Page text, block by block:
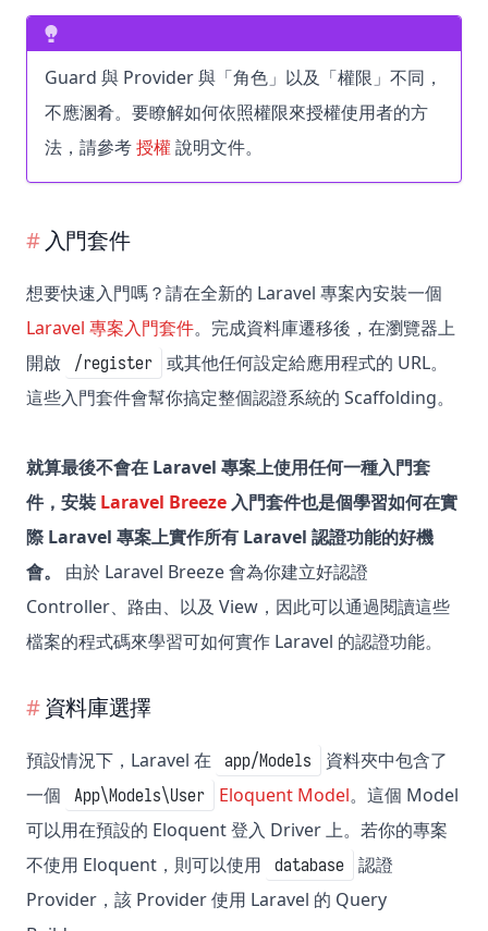
Guard 與 Provider 與「角色」以及「權限」不同，
不應溷肴。要瞭解如何依照權限來授權使用者的方
法，請參考授權說明文件。
入門套件
想要快速入門嗎？請在全新的 Laravel 專案內安裝一個
Laravel 專案入門套件。完成資料庫遷移後，在瀏覽器上
開啟
/register
或其他任何設定給應用程式的 URL。
這些入門套件會幫你搞定整個認證系統的 Scaffolding。
就算最後不會在 Laravel 專案上使用任何一種入門套
件，安裝 Laravel Breeze 入門套件也是個學習如何在實
際 Laravel 專案上實作所有 Laravel 認證功能的好機
會。
由於 Laravel Breeze 會為你建立好認證
Controller、路由、以及 View，因此可以通過閱讀這些
檔案的程式碼來學習可如何實作 Laravel 的認證功能。
資料庫選擇
預設情況下，Laravel 在 app/Models
資料夾中包含了
一個
App\Models\User Eloquent Model。這個 Model
可以用在預設的 Eloquent 登入 Driver 上。若你的專案
不使用 Eloquent，則可以使用
database
認證
Provider，該 Provider 使用 Laravel 的 Query